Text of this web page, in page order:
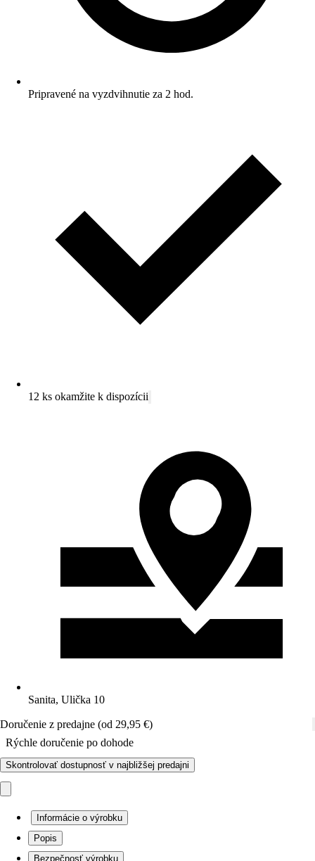
Pripravené na vyzdvihnutie za 2 hod.
12 ks okamžite k dispozícii
Sanita, Ulička 10
Doručenie z predajne (od 29,95 €)
Rýchle doručenie po dohode
Skontrolovať dostupnosť v najbližšej predajni
Informácie o výrobku
Popis
Bezpečnosť výrobku